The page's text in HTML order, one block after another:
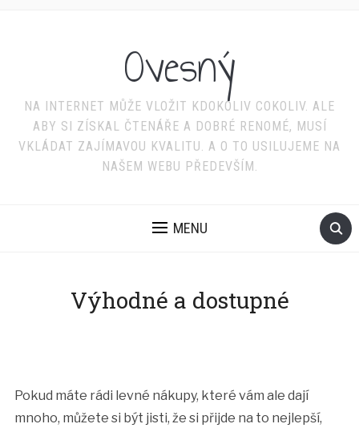
Ovesný
NA INTERNET MŮŽE VLOŽIT KDOKOLIV COKOLIV. ALE
ABY SI ZÍSKAL ČTENÁŘE A DOBRÉ RENOMÉ, MUSÍ
VKLÁDAT ZAJÍMAVOU KVALITU. A O TO USILUJEME NA
NAŠEM WEBU PŘEDEVŠÍM.
MENU
Výhodné a dostupné
Pokud máte rádi levné nákupy, které vám ale dají
mnoho, můžete si být jisti, že si přijde na to nejlepší,